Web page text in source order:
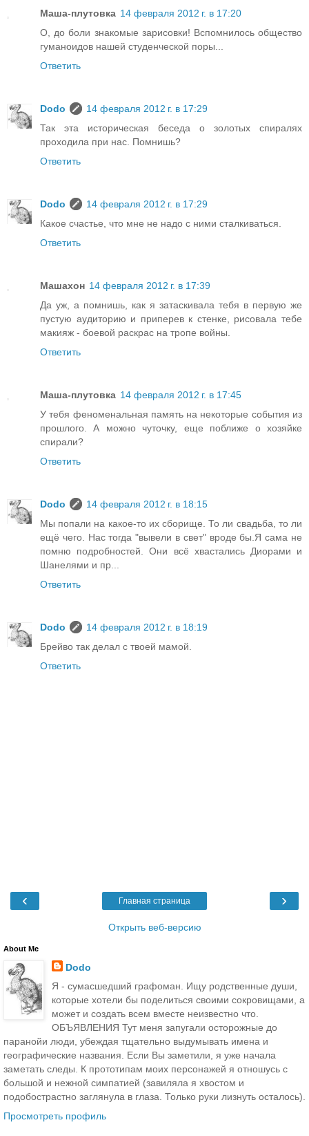
Маша-плутовка 14 февраля 2012 г. в 17:20
О, до боли знакомые зарисовки! Вспомнилось общество
гуманоидов нашей студенческой поры...
Ответить
Dodo
14 февраля 2012 г. в 17:29
Так эта историческая беседа о золотых спиралях
проходила при нас. Помнишь?
Ответить
Dodo
14 февраля 2012 г. в 17:29
Какое счастье, что мне не надо с ними сталкиваться.
Ответить
Машахон 14 февраля 2012 г. в 17:39
Да уж, а помнишь, как я затаскивала тебя в первую же
пустую аудиторию и приперев к стенке, рисовала тебе
макияж - боевой раскрас на тропе войны.
Ответить
Маша-плутовка 14 февраля 2012 г. в 17:45
У тебя феноменальная память на некоторые события из
прошлого. А можно чуточку, еще поближе о хозяйке
спирали?
Ответить
Dodo
14 февраля 2012 г. в 18:15
Мы попали на какое-то их сборище. То ли свадьба, то ли
ещё чего. Нас тогда "вывели в свет" вроде бы.Я сама не
помню подробностей. Они всё хвастались Диорами и
Шанелями и пр...
Ответить
Dodo
14 февраля 2012 г. в 18:19
Брейво так делал с твоей мамой.
Ответить
‹ ›
Главная страница
Открыть веб-версию
About Me
Dodo
Я - сумасшедший графоман. Ищу родственные души,
которые хотели бы поделиться своими сокровищами, а
может и создать всем вместе неизвестно что.
ОБЪЯВЛЕНИЯ Тут меня запугали осторожные до
паранойи люди, убеждая тщательно выдумывать имена и
географические названия. Если Вы заметили, я уже начала
заметать следы. К прототипам моих персонажей я отношусь с
большой и нежной симпатией (завиляла я хвостом и
подобострастно заглянула в глаза. Только руки лизнуть осталось).
Просмотреть профиль